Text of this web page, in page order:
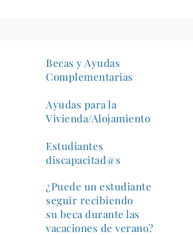
Becas y Ayudas
Complementarias
Ayudas para la
Vivienda/Alojamiento
Estudiantes
discapacitad@s
¿Puede un estudiante
seguir recibiendo
su beca durante las
vacaciones de verano?